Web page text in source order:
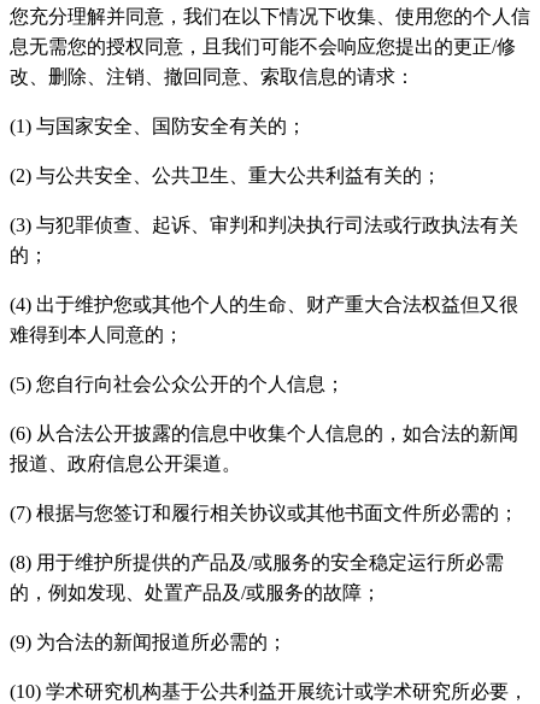
您充分理解并同意，我们在以下情况下收集、使用您的个人信
息无需您的授权同意，且我们可能不会响应您提出的更正/修
改、删除、注销、撤回同意、索取信息的请求：
(1) 与国家安全、国防安全有关的；
(2) 与公共安全、公共卫生、重大公共利益有关的；
(3) 与犯罪侦查、起诉、审判和判决执行司法或行政执法有关
的；
(4) 出于维护您或其他个人的生命、财产重大合法权益但又很
难得到本人同意的；
(5) 您自行向社会公众公开的个人信息；
(6) 从合法公开披露的信息中收集个人信息的，如合法的新闻
报道、政府信息公开渠道。
(7) 根据与您签订和履行相关协议或其他书面文件所必需的；
(8) 用于维护所提供的产品及/或服务的安全稳定运行所必需
的，例如发现、处置产品及/或服务的故障；
(9) 为合法的新闻报道所必需的；
(10) 学术研究机构基于公共利益开展统计或学术研究所必要，